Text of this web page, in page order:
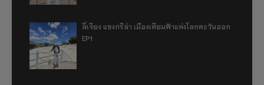
ลี่เจียง แชงกรีล่า เมืองเทียมฟ้าแห่งโลกตะวันออก
EP1